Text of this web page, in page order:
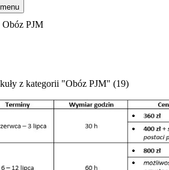
Obóz PJM
z kategorii "Obóz PJM" (19)